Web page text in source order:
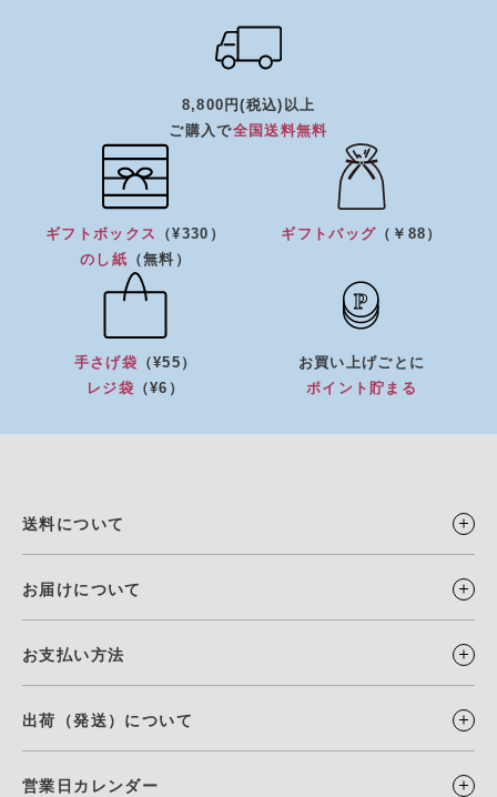
8,800円(税込)以上
ご購入で全国送料無料
ギフトボックス
（¥330）
のし紙 （無料）
ギフトバッグ （￥88）
手さげ袋 （¥55）
レジ袋 （¥6）
お買い上げごとに
ポイント貯まる
送料について
お届けについて
お支払い方法
出荷（発送）について
営業日カレンダー